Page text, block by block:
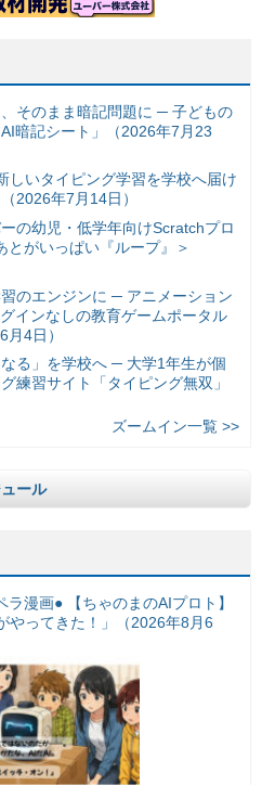
そのまま暗記問題に ─ 子どもの
暗記シート」（2026年7月23
しいタイピング学習を学校へ届け
2026年7月14日）
の幼児・低学年向けScratchプロ
がいっぱい『ループ』＞
のエンジンに ─ アニメーション
インなしの教育ゲームポータル
月4日）
る」を学校へ ─ 大学1年生が個
練習サイト「タイピング無双」
ズームイン一覧 >>
ール
漫画● 【ちゃのまのAIプロト】
やってきた！」（2026年8月6